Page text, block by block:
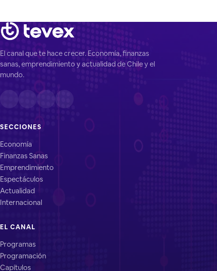
El canal que te hace crecer. Economía, finanzas
sanas, emprendimiento y actualidad de Chile y el
mundo.
SECCIONES
Economía
Finanzas Sanas
Emprendimiento
Espectáculos
Actualidad
Internacional
EL CANAL
Programas
Programación
Capítulos